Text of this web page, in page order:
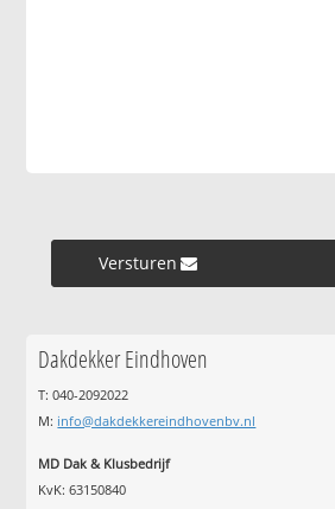
Versturen »
Dakdekker Eindhoven
T: 040-2092022
M: info@dakdekkereindhovenbv.nl
MD Dak & Klusbedrijf
KvK: 63150840